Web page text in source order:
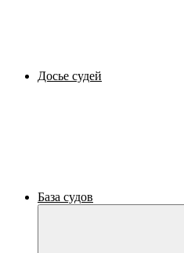
Досье судей
База судов